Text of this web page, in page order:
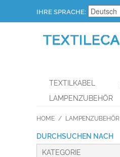
IHRE SPRACHE:
TEXTILKABEL
LAMPENZUBEHÖR
HOME / LAMPENZUBEHÖR
DURCHSUCHEN NACH
KATEGORIE